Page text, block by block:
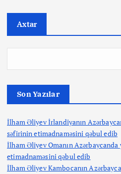
Axtar
Son Yazılar
İlham Əliyev İrlandiyanın
səfirinin etimadnaməsini qəbul edib
İlham Əliyev Omanın
etimadnaməsini qəbul edib
İlham Əliyev Kambocanın